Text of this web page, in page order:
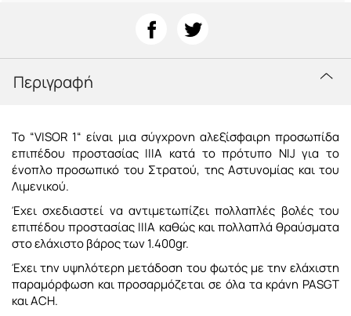
Περιγραφή
Το “VISOR 1“ είναι μια σύγχρονη αλεξίσφαιρη προσωπίδα
επιπέδου προστασίας ΙΙΙΑ κατά το πρότυπο NIJ για το
ένοπλο προσωπικό του Στρατού, της Αστυνομίας και του
Λιμενικού.
Έχει σχεδιαστεί να αντιμετωπίζει πολλαπλές βολές του
επιπέδου προστασίας ΙΙΙΑ καθώς και πολλαπλά θραύσματα
στο ελάχιστο βάρος των 1.400gr.
Έχει την υψηλότερη μετάδοση του φωτός με την ελάχιστη
παραμόρφωση και προσαρμόζεται σε όλα τα κράνη PASGT
και ACH.